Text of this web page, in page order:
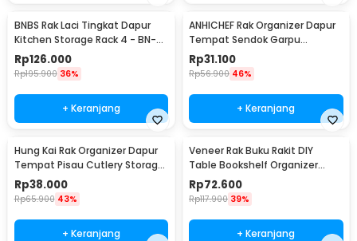
BNBS Rak Laci Tingkat Dapur
Kitchen Storage Rack 4 - BN-
2713 / BN-2714
Rp126.000
Rp195.900 36%
+ Keranjang
ANHICHEF Rak Organizer Dapur
Tempat Sendok Garpu
Tableware Storage Box - PP23
Rp31.100
Rp56.900 46%
+ Keranjang
Hung Kai Rak Organizer Dapur
Tempat Pisau Cutlery Storage
Box - PP23
Rp38.000
Rp65.900 43%
+ Keranjang
Veneer Rak Buku Rakit DIY
Table Bookshelf Organizer
Kayu 50x17x34.5cm - ZW404
Rp72.600
Rp117.900 39%
+ Keranjang